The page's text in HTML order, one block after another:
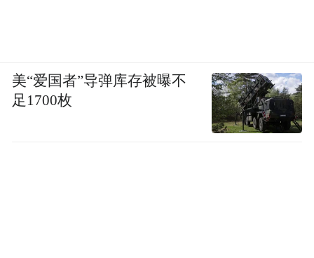
美“爱国者”导弹库存被曝不
足1700枚